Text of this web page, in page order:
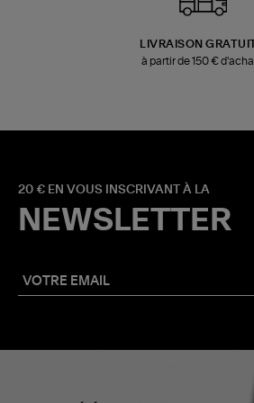
LIVRAISON
à partir de 150 €
20 € EN VOUS INSCRIVANT À LA
NEWSLETTER